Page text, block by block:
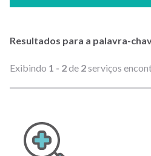
Resultados para a palavra-
Exibindo 1 - 2de 2serviços